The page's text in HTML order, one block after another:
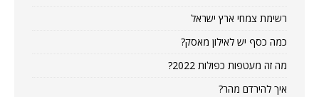
רשימת צמחי ארץ ישראל
כמה כסף יש לאילון מאסק?
מה זה מעטפות כפולות 2022?
איך להירדם מהר?